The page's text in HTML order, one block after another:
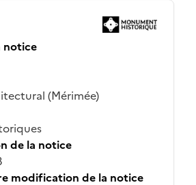
notice
(Mérimée)
de la notice
modification de la notice